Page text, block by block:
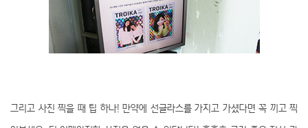
그리고 사진 찍을 때 팁 하나! 만약에 선글라스를 가지고 가셨다면 꼭 끼고 찍